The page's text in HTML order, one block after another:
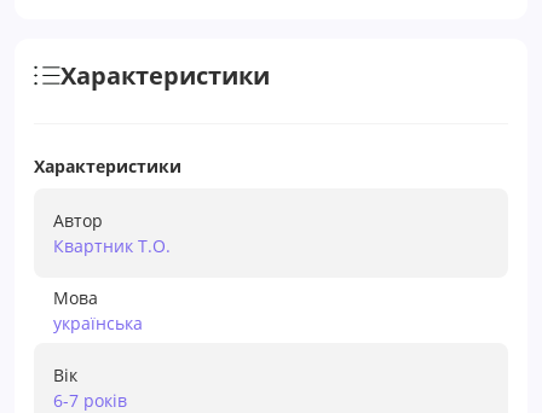
Характеристики
Характеристики
Автор
Квартник Т.О.
Мова
українська
Вік
6-7 років